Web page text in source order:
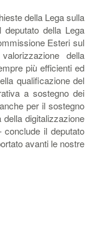
della Lega sulla
della Lega
Esteri sul
della
più efficienti ed
qualificazione del
a sostegno dei
per il sostegno
digitalizzazione
conclude il deputato
avanti le nostre